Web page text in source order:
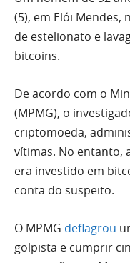
(5), em Elói Mendes,
de estelionato e
bitcoins.
De acordo com o
(MPMG), o
criptomoeda,
vítimas. No entanto,
era investido em
conta do suspeito.
O MPMG deflagrou
golpista e cumprir